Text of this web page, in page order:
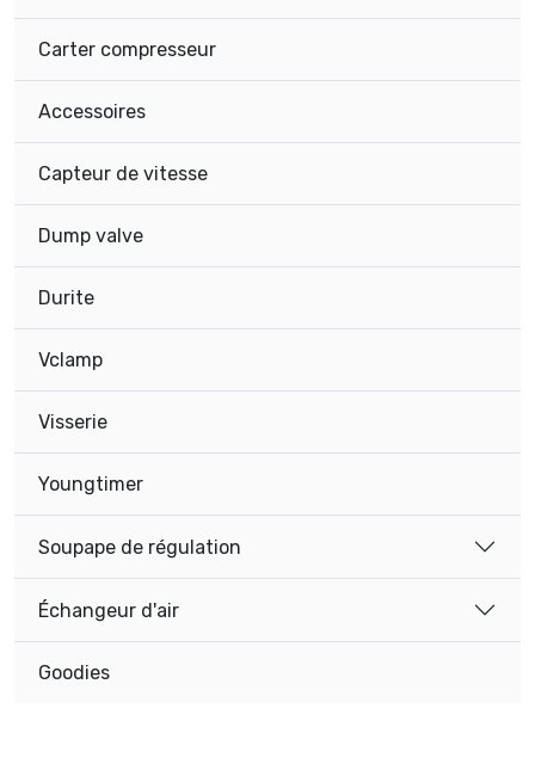
Carter compresseur
Accessoires
Capteur de vitesse
Dump valve
Durite
Vclamp
Visserie
Youngtimer
Soupape de régulation
Échangeur d'air
Goodies